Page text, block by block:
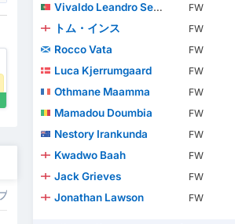
アフリカ予選
Vivaldo Leandro Semedo Moura Sousa FW
トム・インス
FW
Rocco Vata
FW
Luca Kjerrumgaard
FW
Othmane Maamma
FW
Mamadou Doumbia
FW
Nestory Irankunda
FW
Kwadwo Baah
FW
Jack Grieves
FW
Jonathan Lawson
FW